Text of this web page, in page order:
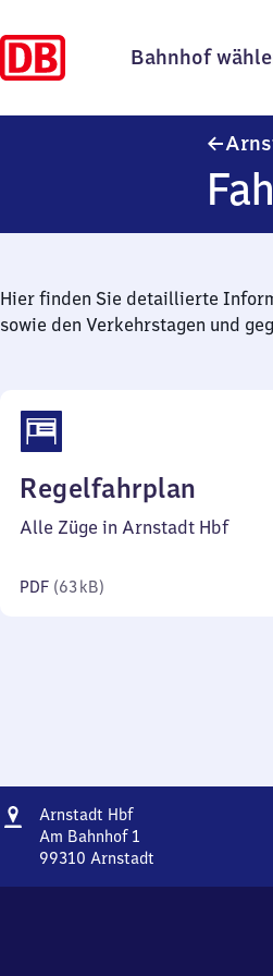
Bahnhof
Hier finden Sie detaillierte
sowie den Verkehrstagen und
Regelfahrplan
63
Alle Züge in Arnstadt Hbf
PDF (63 kB)
Adresse
Arnstadt HbfArnstadt
Hauptbahnhof
Am Bahnhof 1
99310 Arnstadt